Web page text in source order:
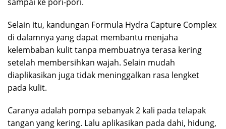
Selain itu, kandungan Formula Hydra Capture Complex
di dalamnya yang dapat membantu menjaha
kelembaban kulit tanpa membuatnya terasa kering
setelah membersihkan wajah. Selain mudah
diaplikasikan juga tidak meninggalkan rasa lengket
pada kulit.
Caranya adalah pompa sebanyak 2 kali pada telapak
tangan yang kering. Lalu aplikasikan pada dahi, hidung,